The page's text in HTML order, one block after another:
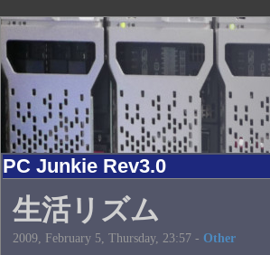
PC Junkie Rev3.0
生活リズム
2009, February 5, Thursday, 23:57 - Other